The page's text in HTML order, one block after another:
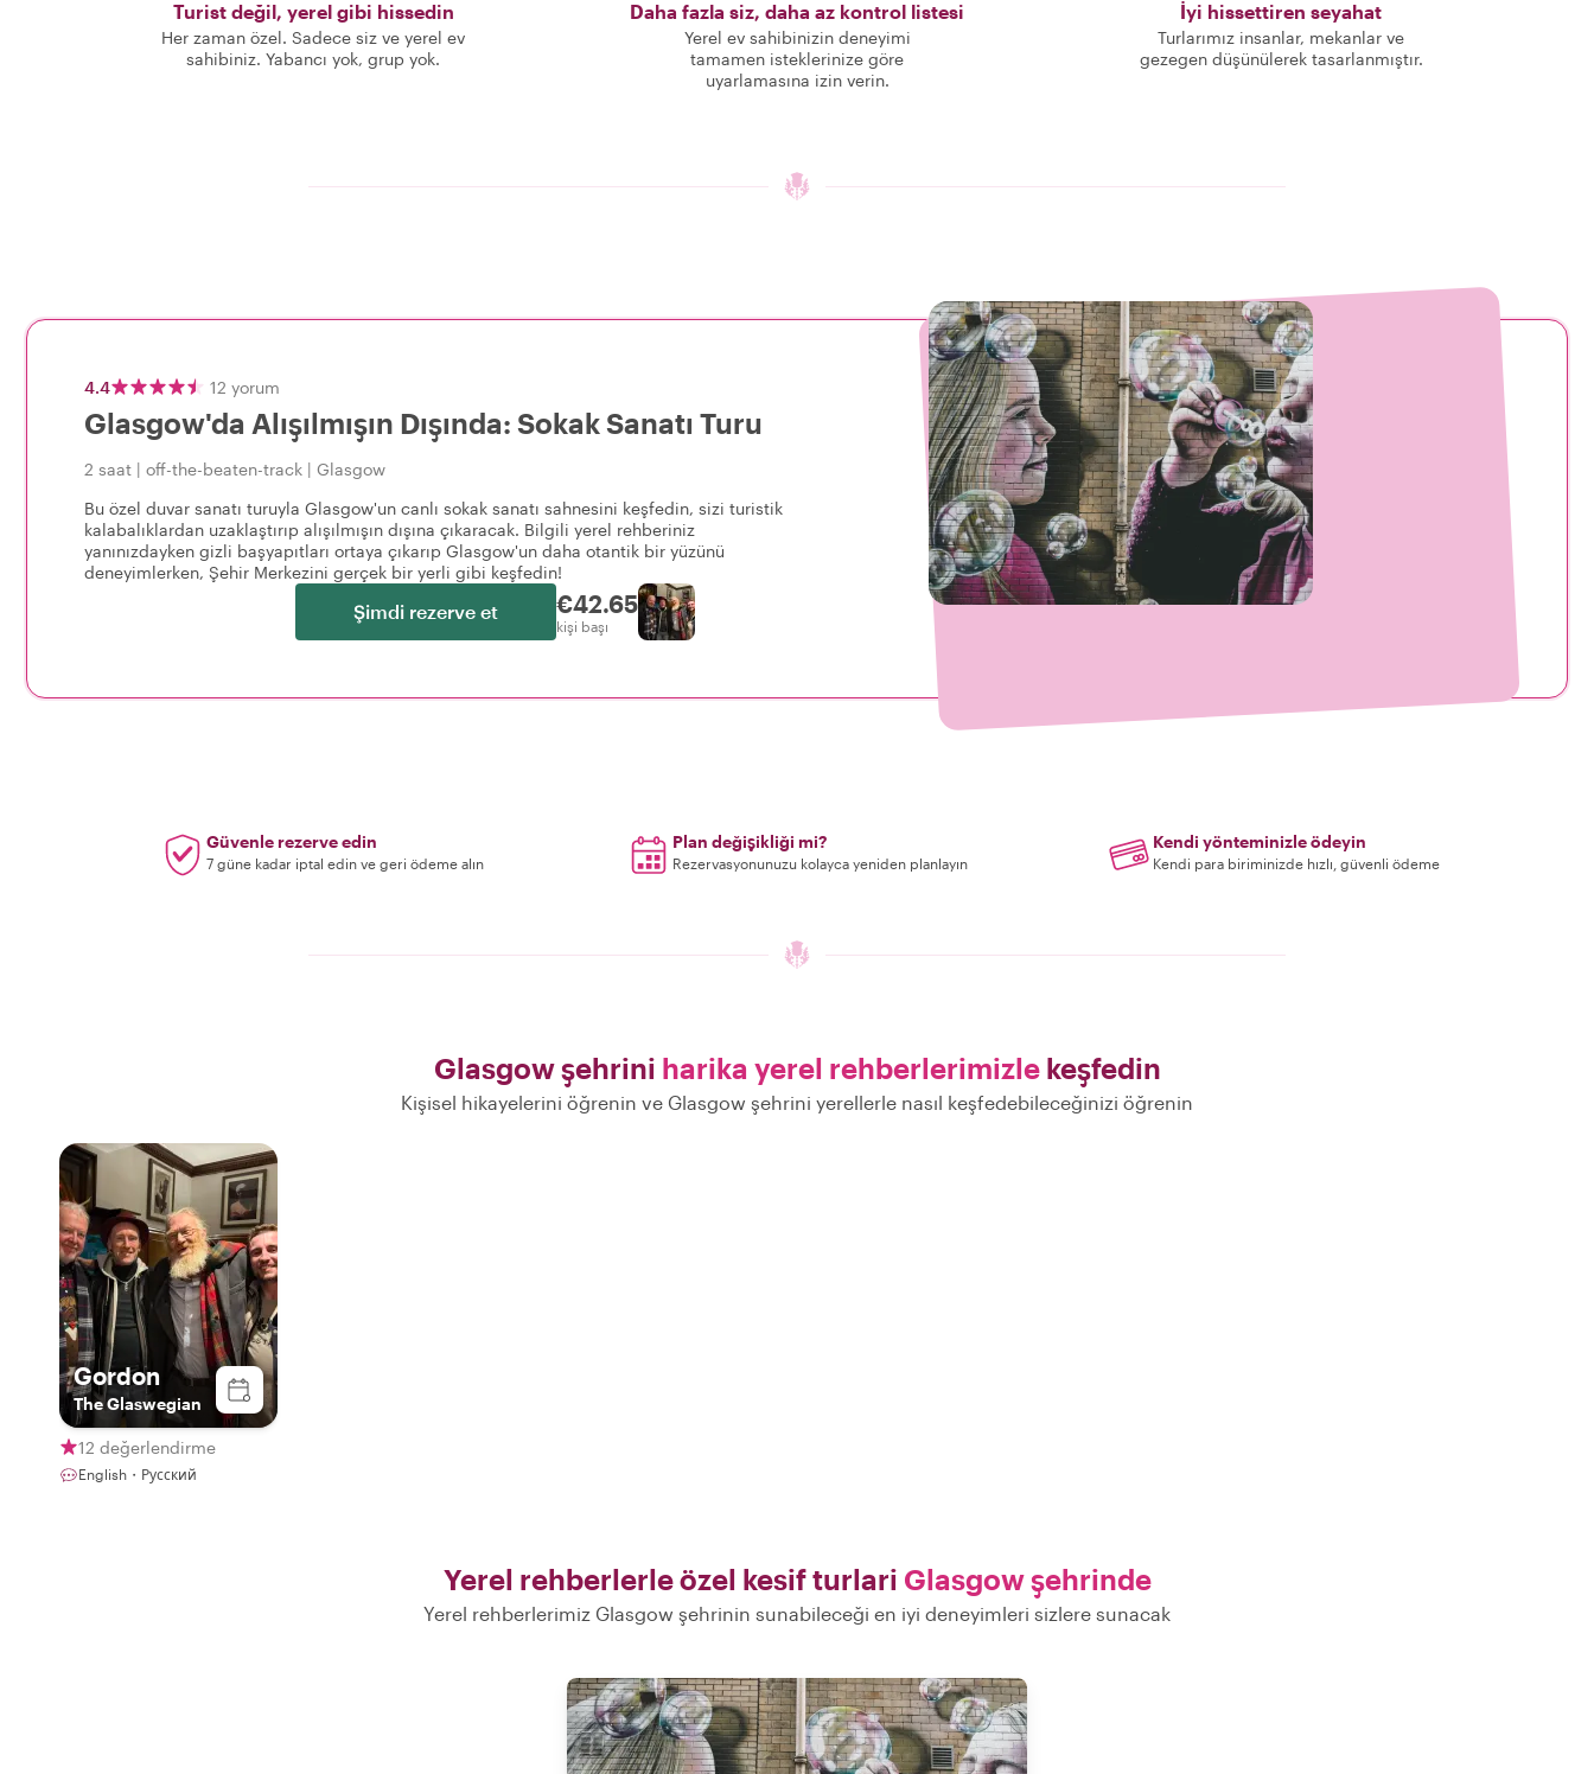
Turist değil, yerel gibi hissedin
Her zaman özel. Sadece siz ve yerel ev
sahibiniz. Yabancı yok, grup yok.
Daha fazla siz, daha az kontrol listesi
Yerel ev sahibinizin deneyimi
tamamen isteklerinize göre
uyarlamasına izin verin.
İyi hissettiren seyahat
Turlarımız insanlar, mekanlar ve
gezegen düşünülerek tasarlanmıştır.
4.4 12 yorum
Glasgow'da Alışılmışın Dışında: Sokak Sanatı Turu
2 saat | off-the-beaten-track | Glasgow
Bu özel duvar sanatı turuyla Glasgow'un canlı sokak sanatı sahnesini keşfedin, sizi turistik
kalabalıklardan uzaklaştırıp alışılmışın dışına çıkaracak. Bilgili yerel rehberiniz
yanınızdayken gizli başyapıtları ortaya çıkarıp Glasgow'un daha otantik bir yüzünü
deneyimlerken, Şehir Merkezini gerçek bir yerli gibi keşfedin!
Şimdi rezerve et €42.65
kişi başı
Güvenle rezerve edin
7 güne kadar iptal edin ve geri ödeme alın
Plan değişikliği mi?
Rezervasyonunuzu kolayca yeniden planlayın
Kendi yönteminizle ödeyin
Kendi para biriminizde hızlı, güvenli ödeme
Glasgow şehrini harika yerel rehberlerimizlekeşfedin
Kişisel hikayelerini öğrenin ve Glasgow şehrini yerellerle nasıl keşfedebileceğinizi öğrenin
Gordon
The Glaswegian
12 değerlendirme
English・Русский
Yerel rehberlerle özel kesif turlari Glasgow şehrinde
Yerel rehberlerimiz Glasgow şehrinin sunabileceği en iyi deneyimleri sizlere sunacak